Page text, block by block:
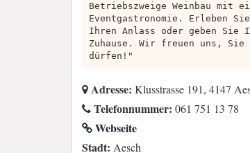
Betriebszweige Weinbau mit
Eventgastronomie. Erleben
Ihren Anlass oder geben Sie
Zuhause. Wir freuen uns, Sie
dürfen!"
Adresse: Klusstrasse 191, 4147
Telefonnummer: 061 751 13 78
Webseite
Stadt: Aesch